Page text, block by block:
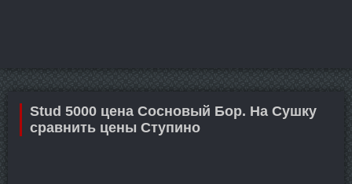
Stud 5000 цена Сосновый Бор. На Сушку
сравнить цены Ступино